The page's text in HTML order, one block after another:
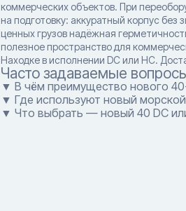
коммерческих объектов. При
на подготовку: аккуратный корпус
ценных грузов надёжная
полезное пространство для
Находке в исполнении DC или HC.
Часто задаваемые
▼ В чём преимущество нового
▼ Где используют новый
▼ Что выбрать — новый 40 DC